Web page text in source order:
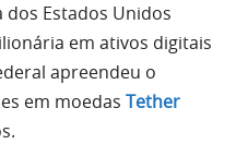
dos Estados Unidos
em ativos digitais
apreendeu o
em moedas Tether